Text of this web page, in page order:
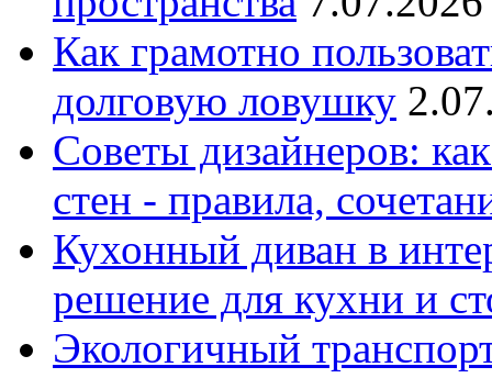
Как грамотно
долговую ловушку
Советы дизайнеров:
стен - правила,
Кухонный диван в
решение для кухни и
Экологичный